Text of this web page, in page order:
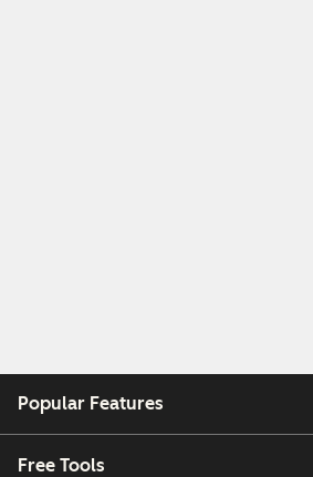
Popular Features
Free Tools